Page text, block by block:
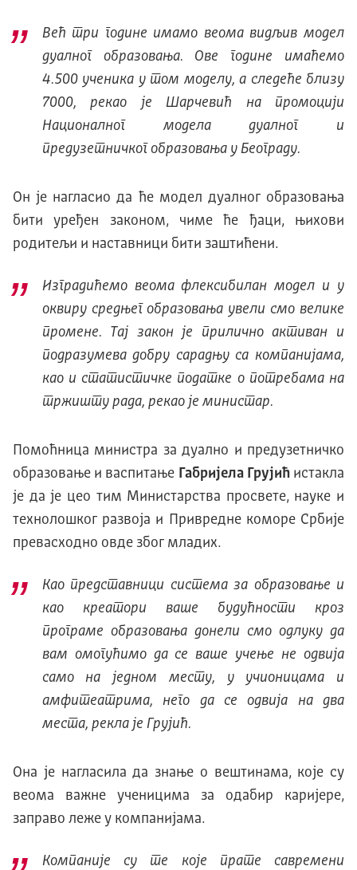
Већ три године имамо веома видљив модел
дуалног образовања. Ове године имаћемо
4.500 ученика у том моделу, а следеће близу
7000, рекао је Шарчевић на промоцији
Националног модела дуалног и
предузетничког образовања у Београду.
Он је нагласио да ће модел дуалног образовања
бити уређен законом, чиме ће ђаци, њихови
родитељи и наставници бити заштићени.
Изградићемо веома флексибилан модел и у
оквиру средњег образовања увели смо велике
промене. Тај закон је прилично активан и
подразумева добру сарадњу са компанијама,
као и статистичке податке о потребама на
тржишту рада, рекао је министар.
Помоћница министра за дуално и предузетничко
образовање и васпитање
Габријела Грујићистакла
је да је цео тим Министарства просвете, науке и
технолошког развоја и Привредне коморе Србије
превасходно овде због младих.
Као представници система за образовање и
као креатори ваше будућности кроз
програме образовања донели смо одлуку да
вам омогућимо да се ваше учење не одвија
само на једном месту, у учионицама и
амфитеатрима, него да се одвија на два
места, рекла је Грујић.
Она је нагласила да знање о вештинама, које су
веома важне ученицима за одабир каријере,
заправо леже у компанијама.
Компаније су те које прате савремени